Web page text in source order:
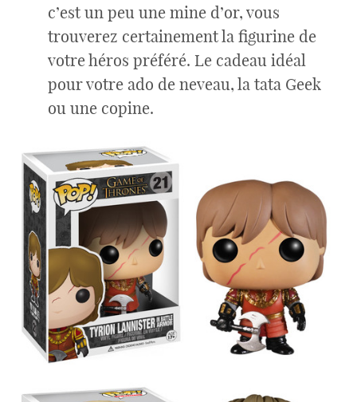
c’est un peu une mine d’or, vous
trouverez certainement la figurine de
votre héros préféré. Le cadeau idéal
pour votre ado de neveau, la tata Geek
ou une copine.